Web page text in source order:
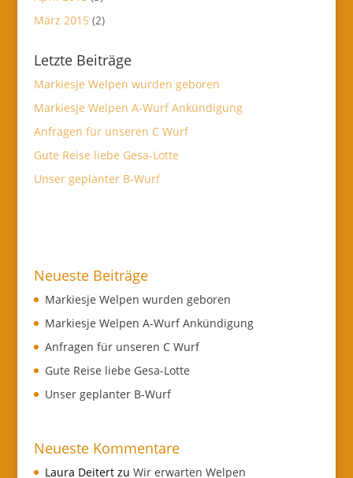
März 2015 (2)
Letzte Beiträge
Markiesje Welpen wurden geboren
Markiesje Welpen A-Wurf Ankündigung
Anfragen für unseren C Wurf
Gute Reise liebe Gesa-Lotte
Unser geplanter B-Wurf
Neueste Beiträge
Markiesje Welpen wurden geboren
Markiesje Welpen A-Wurf Ankündigung
Anfragen für unseren C Wurf
Gute Reise liebe Gesa-Lotte
Unser geplanter B-Wurf
Neueste Kommentare
Laura Deitertzu Wir erwarten Welpen